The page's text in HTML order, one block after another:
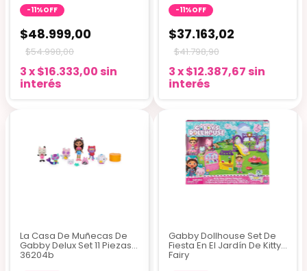
-11%OFF
$48.999,00
$54.998,00
3x$16.333,00 sin
interés
-11%OFF
$37.163,02
$41.798,90
3x$12.387,67 sin
interés
La Casa De Muñecas De
Gabby Delux Set 11 Piezas
36204b
Gabby Dollhouse Set De
Fiesta En El Jardín De Kitty
Fairy